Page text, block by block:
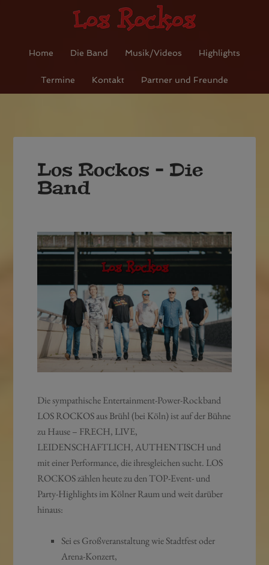
Home Die Band Musik/Videos Highlights
Termine Kontakt Partner und Freunde
Los Rockos – Die
Band
Die sympathische Entertainment-Power-Rockband
LOS ROCKOS aus Brühl (bei Köln) ist auf der Bühne
zu Hause – FRECH, LIVE,
LEIDENSCHAFTLICH, AUTHENTISCH und
mit einer Performance, die ihresgleichen sucht. LOS
ROCKOS zählen heute zu den TOP-Event- und
Party-Highlights im Kölner Raum und weit darüber
hinaus:
Sei es Großveranstaltung wie Stadtfest oder
Arena-Konzert,